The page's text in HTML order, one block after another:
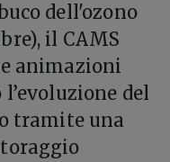
dell'ozono
il CAMS
animazioni
del
tramite una